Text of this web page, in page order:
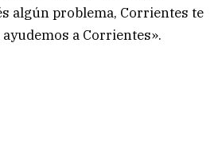
algún problema, Corrientes te
ayudemos a Corrientes».